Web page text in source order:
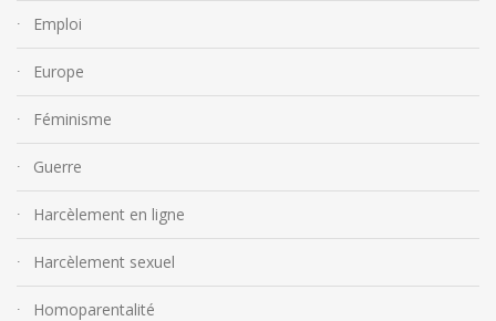
Emploi
Europe
Féminisme
Guerre
Harcèlement en ligne
Harcèlement sexuel
Homoparentalité